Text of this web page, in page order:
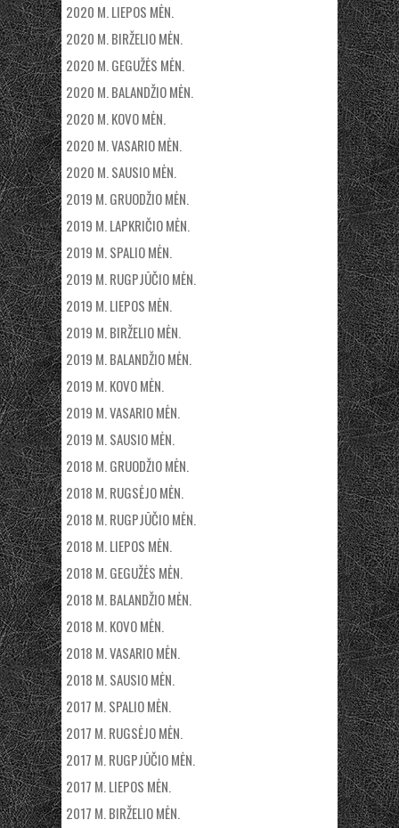
2020 M. LIEPOS MĖN.
2020 M. BIRŽELIO MĖN.
2020 M. GEGUŽĖS MĖN.
2020 M. BALANDŽIO MĖN.
2020 M. KOVO MĖN.
2020 M. VASARIO MĖN.
2020 M. SAUSIO MĖN.
2019 M. GRUODŽIO MĖN.
2019 M. LAPKRIČIO MĖN.
2019 M. SPALIO MĖN.
2019 M. RUGPJŪČIO MĖN.
2019 M. LIEPOS MĖN.
2019 M. BIRŽELIO MĖN.
2019 M. BALANDŽIO MĖN.
2019 M. KOVO MĖN.
2019 M. VASARIO MĖN.
2019 M. SAUSIO MĖN.
2018 M. GRUODŽIO MĖN.
2018 M. RUGSĖJO MĖN.
2018 M. RUGPJŪČIO MĖN.
2018 M. LIEPOS MĖN.
2018 M. GEGUŽĖS MĖN.
2018 M. BALANDŽIO MĖN.
2018 M. KOVO MĖN.
2018 M. VASARIO MĖN.
2018 M. SAUSIO MĖN.
2017 M. SPALIO MĖN.
2017 M. RUGSĖJO MĖN.
2017 M. RUGPJŪČIO MĖN.
2017 M. LIEPOS MĖN.
2017 M. BIRŽELIO MĖN.